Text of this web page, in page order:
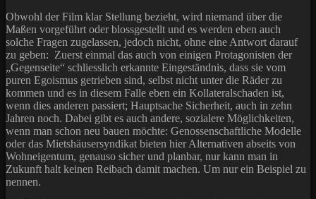
Obwohl der Film klar Stellung bezieht, wird niemand über die
Maßen vorgeführt oder blossgestellt und es werden eben auch
solche Fragen zugelassen, jedoch nicht, ohne eine Antwort darauf
zu geben: Zuerst einmal das auch von einigen Protagonisten der
„Gegenseite“ schliesslich erkannte Eingeständnis, dass sie vom
puren Egoismus getrieben sind, selbst nicht unter die Räder zu
kommen und es in diesem Falle eben ein Kollateralschaden ist,
wenn dies anderen passiert; Hauptsache Sicherheit, auch in zehn
Jahren noch. Dabei gibt es auch andere, sozialere Möglichkeiten,
wenn man schon neu bauen möchte: Genossenschaftliche Modelle
oder das Mietshäusersyndikat bieten hier Alternativen abseits von
Wohneigentum, genauso sicher und planbar, nur kann man in
Zukunft halt keinen Reibach damit machen. Um nur ein Beispiel zu
nennen.